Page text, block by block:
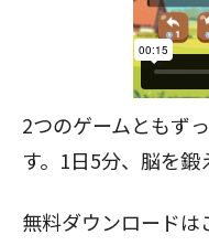
2つのゲームともず
す。1日5分、脳を鍛
無料ダウンロードは